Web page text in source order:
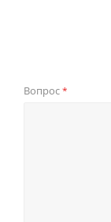
Вопрос*